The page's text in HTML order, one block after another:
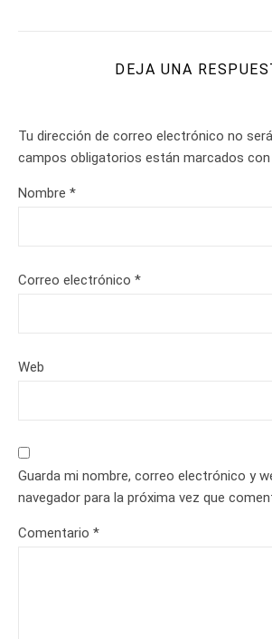
DEJA UNA
Tu dirección de correo electrónico no
campos obligatorios están marcados con
Nombre *
Correo electrónico *
Web
Guarda mi nombre, correo electrónico y
navegador para la próxima vez que
Comentario *